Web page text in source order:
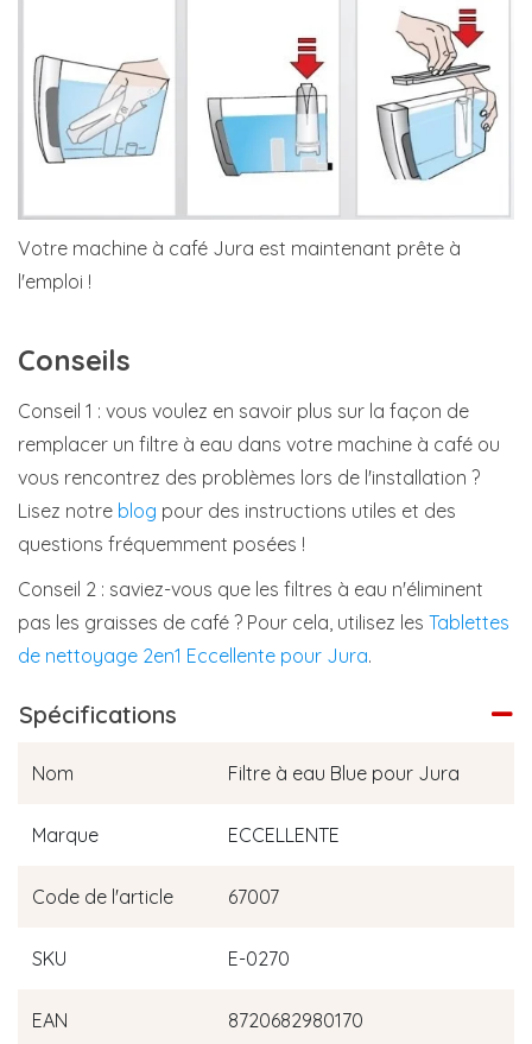
Votre machine à café Jura est maintenant prête à
l'emploi !
Conseils
Conseil 1 : vous voulez en savoir plus sur la façon de
remplacer un filtre à eau dans votre machine à café ou
vous rencontrez des problèmes lors de l'installation ?
Lisez notre blog pour des instructions utiles et des
questions fréquemment posées !
Conseil 2 : saviez-vous que les filtres à eau n'éliminent
pas les graisses de café ? Pour cela, utilisez les Tablettes
de nettoyage 2en1 Eccellente pour Jura.
Spécifications
Nom Filtre à eau Blue pour Jura
Marque ECCELLENTE
Code de l'article 67007
SKU E-0270
EAN 8720682980170